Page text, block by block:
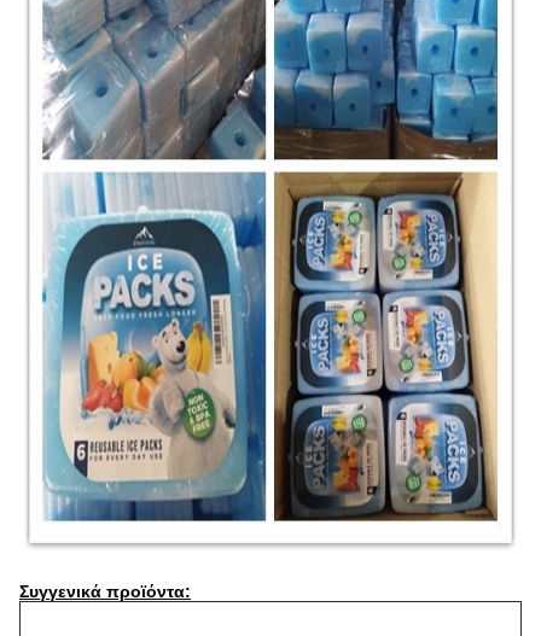
Συγγενικά προϊόντα: